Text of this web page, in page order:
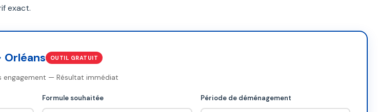
exact.
Orléans OUTIL GRATUIT
engagement — Résultat immédiat
Formule souhaitée Période de déménagement